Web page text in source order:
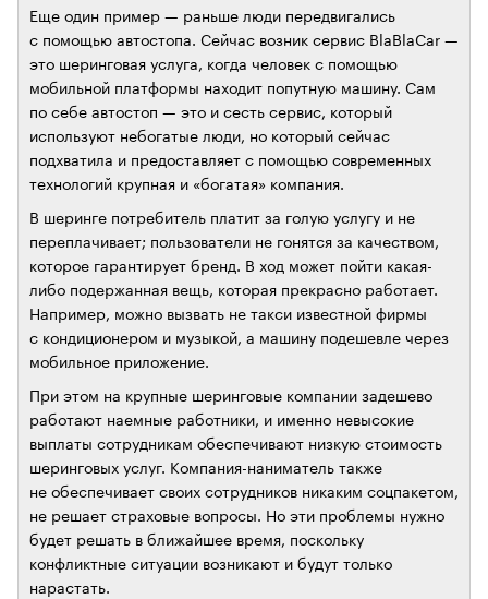
Еще один пример — раньше люди передвигались
с помощью автостопа. Сейчас возник сервис BlaBlaCar —
это шеринговая услуга, когда человек с помощью
мобильной платформы находит попутную машину. Сам
по себе автостоп — это и сесть сервис, который
используют небогатые люди, но который сейчас
подхватила и предоставляет с помощью современных
технологий крупная и «богатая» компания.
В шеринге потребитель платит за голую услугу и не
переплачивает; пользователи не гонятся за качеством,
которое гарантирует бренд. В ход может пойти какая-
либо подержанная вещь, которая прекрасно работает.
Например, можно вызвать не такси известной фирмы
с кондиционером и музыкой, а машину подешевле через
мобильное приложение.
При этом на крупные шеринговые компании задешево
работают наемные работники, и именно невысокие
выплаты сотрудникам обеспечивают низкую стоимость
шеринговых услуг. Компания-наниматель также
не обеспечивает своих сотрудников никаким соцпакетом,
не решает страховые вопросы. Но эти проблемы нужно
будет решать в ближайшее время, поскольку
конфликтные ситуации возникают и будут только
нарастать.